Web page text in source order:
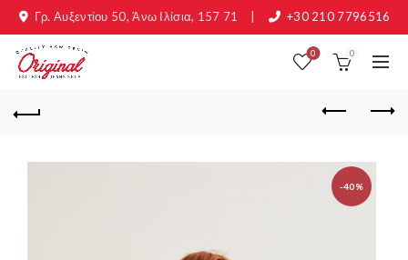
Γρ. Αυξεντίου 50, Άνω Ιλίσια, 157 71 +30 210 7796516
0 0
-40%